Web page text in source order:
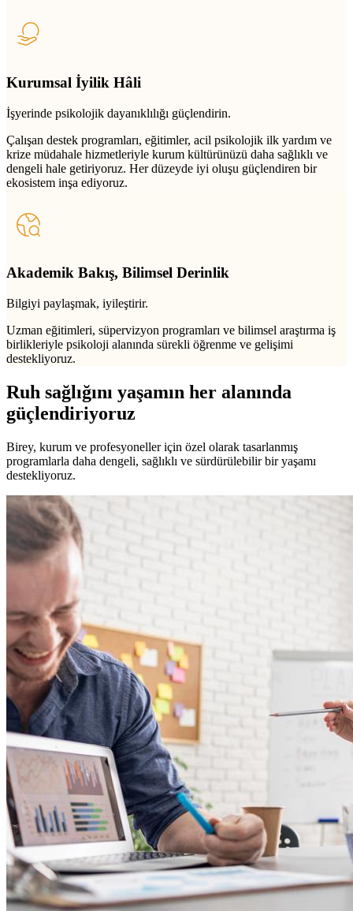
Kurumsal İyilik Hâli
İşyerinde psikolojik dayanıklılığı güçlendirin.
Çalışan destek programları, eğitimler, acil psikolojik ilk yardım ve
krize müdahale hizmetleriyle kurum kültürünüzü daha sağlıklı ve
dengeli hale getiriyoruz. Her düzeyde iyi oluşu güçlendiren bir
ekosistem inşa ediyoruz.
Akademik Bakış, Bilimsel Derinlik
Bilgiyi paylaşmak, iyileştirir.
Uzman eğitimleri, süpervizyon programları ve bilimsel araştırma iş
birlikleriyle psikoloji alanında sürekli öğrenme ve gelişimi
destekliyoruz.
Ruh sağlığını yaşamın her alanında
güçlendiriyoruz
Birey, kurum ve profesyoneller için özel olarak tasarlanmış
programlarla daha dengeli, sağlıklı ve sürdürülebilir bir yaşamı
destekliyoruz.